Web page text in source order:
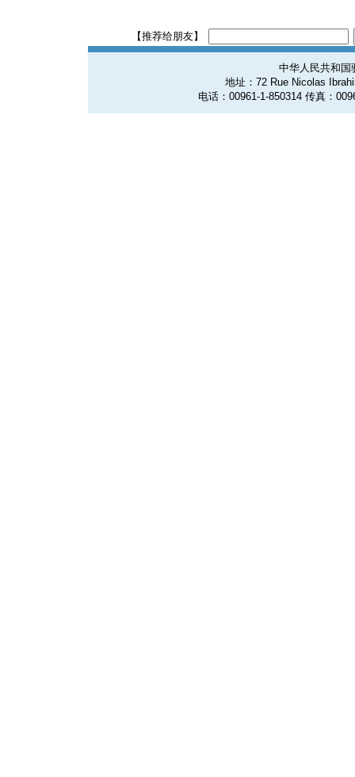
【推荐给朋友】
中华人民共和国
地址：72 Rue Nicolas
电话：00961-1-850314 传真：